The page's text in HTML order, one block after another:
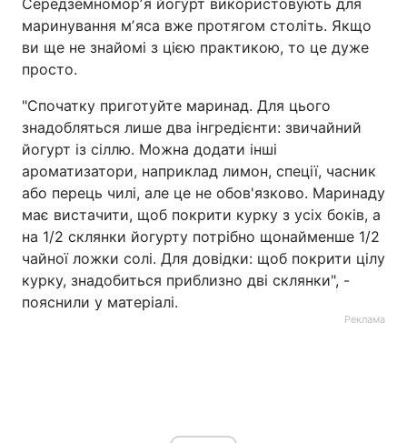
Середземноморʼя йогурт використовують для
маринування мʼяса вже протягом століть. Якщо
ви ще не знайомі з цією практикою, то це дуже
просто.
"Спочатку приготуйте маринад. Для цього
знадобляться лише два інгредієнти: звичайний
йогурт із сіллю. Можна додати інші
ароматизатори, наприклад лимон, спеції, часник
або перець чилі, але це не обов'язково. Маринаду
має вистачити, щоб покрити курку з усіх боків, а
на 1/2 склянки йогурту потрібно щонайменше 1/2
чайної ложки солі. Для довідки: щоб покрити цілу
курку, знадобиться приблизно дві склянки", -
пояснили у матеріалі.
Реклама